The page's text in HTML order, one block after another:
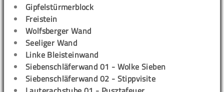
Gipfelstürmerblock
Freistein
Wolfsberger Wand
Seeliger Wand
Linke Bleisteinwand
Siebenschläferwand 01 - Wolke Sieben
Siebenschläferwand 02 - Stippvisite